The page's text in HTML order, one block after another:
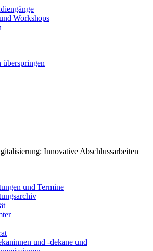
Workshops
Innovative Abschlussarbeiten
und Termine
und -dekane und